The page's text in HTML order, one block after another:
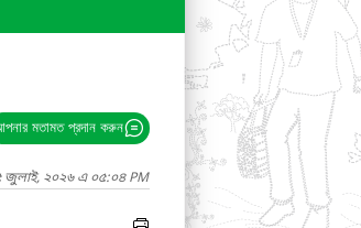
মতামত প্রদান করুন
৫ জুলাই, ২০২৬ এ ০৫:০৪ PM